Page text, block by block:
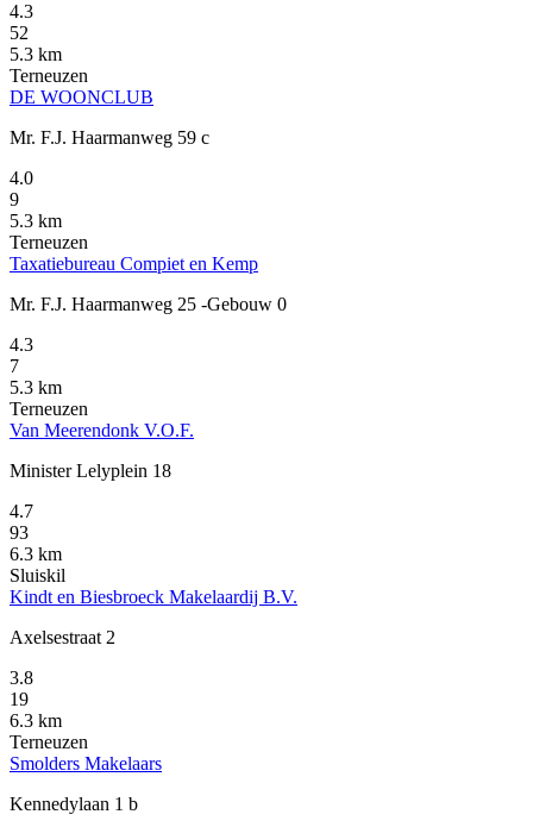
4.3
52
5.3 km
Terneuzen
DE WOONCLUB
Mr. F.J. Haarmanweg 59 c
4.0
9
5.3 km
Terneuzen
Taxatiebureau Compiet en Kemp
Mr. F.J. Haarmanweg 25 -Gebouw 0
4.3
7
5.3 km
Terneuzen
Van Meerendonk V.O.F.
Minister Lelyplein 18
4.7
93
6.3 km
Sluiskil
Kindt en Biesbroeck Makelaardij B.V.
Axelsestraat 2
3.8
19
6.3 km
Terneuzen
Smolders Makelaars
Kennedylaan 1 b